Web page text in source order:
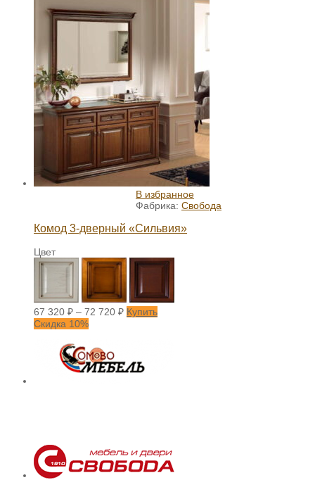
В избранное
Фабрика: Свобода
Комод 3-дверный «Сильвия»
Цвет
67 320 ₽ – 72 720 ₽ Купить
Скидка 10%